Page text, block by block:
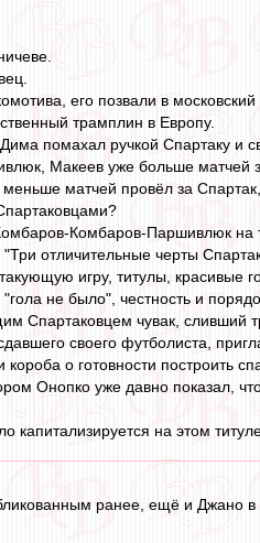
его позвали в московский
трамплин в Европу.
помахал ручкой Спартаку и
Макеев уже больше матчей
меньше матчей провёл за
Комбаров-Паршивлюк на
отличительные черты
игру, титулы, красивые
не было", честность и
Спартаковцем чувак, сливший
своего футболиста,
о готовности построить
Онопко уже давно показал,
капитализируется на этом
ранее, ещё и Джано